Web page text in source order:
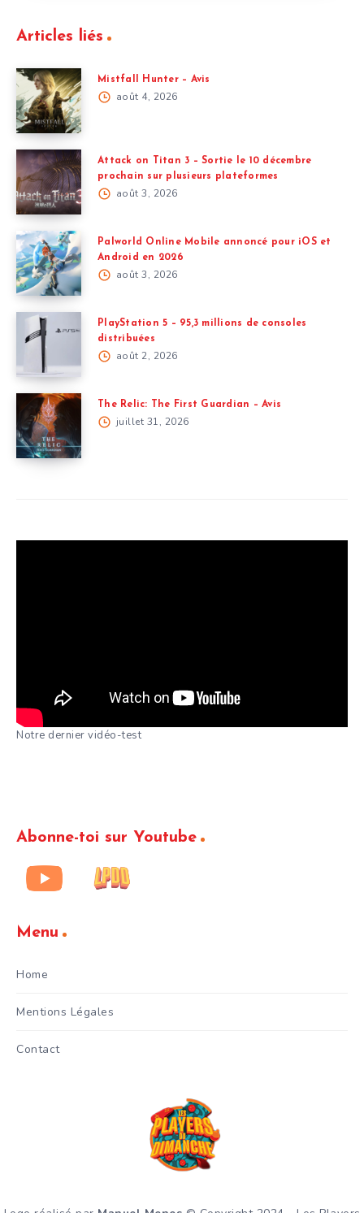
Articles liés
Mistfall Hunter – Avis
août 4, 2026
Attack on Titan 3 – Sortie le 10 décembre
prochain sur plusieurs plateformes
août 3, 2026
Palworld Online Mobile annoncé pour iOS et
Android en 2026
août 3, 2026
PlayStation 5 – 95,3 millions de consoles
distribuées
août 2, 2026
The Relic: The First Guardian – Avis
juillet 31, 2026
Notre dernier vidéo-test
Abonne-toi sur Youtube
Menu
Home
Mentions Légales
Contact